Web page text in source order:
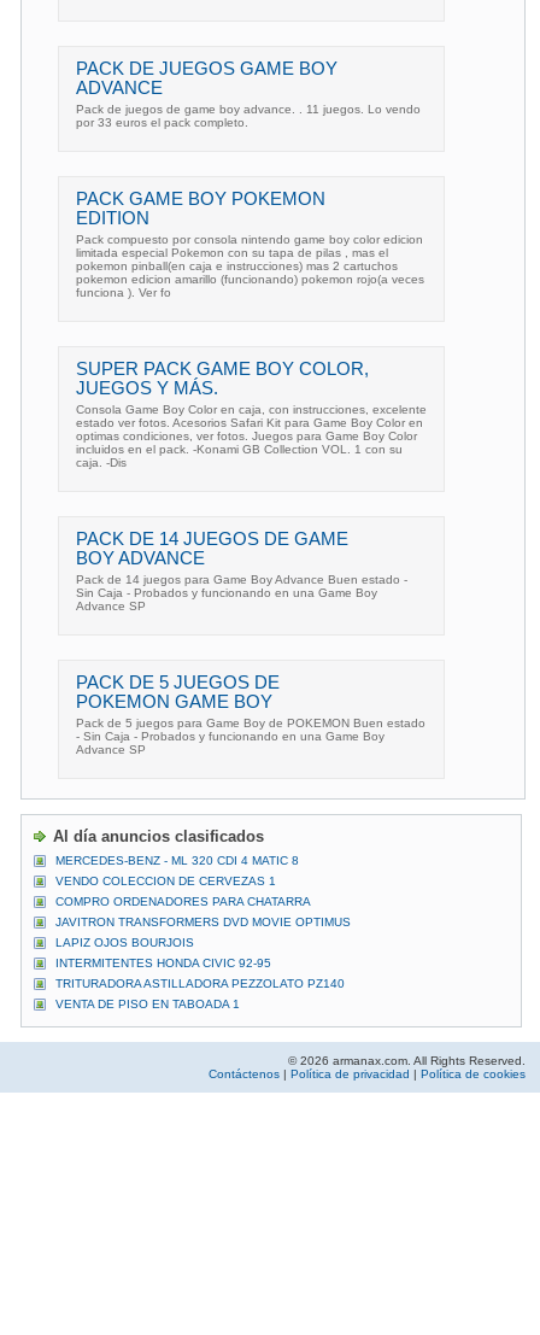
PACK DE JUEGOS GAME BOY
ADVANCE
Pack de juegos de game boy advance. . 11 juegos. Lo vendo
por 33 euros el pack completo.
PACK GAME BOY POKEMON
EDITION
Pack compuesto por consola nintendo game boy color edicion
limitada especial Pokemon con su tapa de pilas , mas el
pokemon pinball(en caja e instrucciones) mas 2 cartuchos
pokemon edicion amarillo (funcionando) pokemon rojo(a veces
funciona ). Ver fo
SUPER PACK GAME BOY COLOR,
JUEGOS Y MÁS.
Consola Game Boy Color en caja, con instrucciones, excelente
estado ver fotos. Acesorios Safari Kit para Game Boy Color en
optimas condiciones, ver fotos. Juegos para Game Boy Color
incluidos en el pack. -Konami GB Collection VOL. 1 con su
caja. -Dis
PACK DE 14 JUEGOS DE GAME
BOY ADVANCE
Pack de 14 juegos para Game Boy Advance Buen estado -
Sin Caja - Probados y funcionando en una Game Boy
Advance SP
PACK DE 5 JUEGOS DE
POKEMON GAME BOY
Pack de 5 juegos para Game Boy de POKEMON Buen estado
- Sin Caja - Probados y funcionando en una Game Boy
Advance SP
Al día anuncios clasificados
MERCEDES-BENZ - ML 320 CDI 4 MATIC 8
VENDO COLECCION DE CERVEZAS 1
COMPRO ORDENADORES PARA CHATARRA
JAVITRON TRANSFORMERS DVD MOVIE OPTIMUS
LAPIZ OJOS BOURJOIS
INTERMITENTES HONDA CIVIC 92-95
TRITURADORA ASTILLADORA PEZZOLATO PZ140
VENTA DE PISO EN TABOADA 1
© 2026 armanax.com. All Rights Reserved.
Contáctenos | Política de privacidad | Política de cookies